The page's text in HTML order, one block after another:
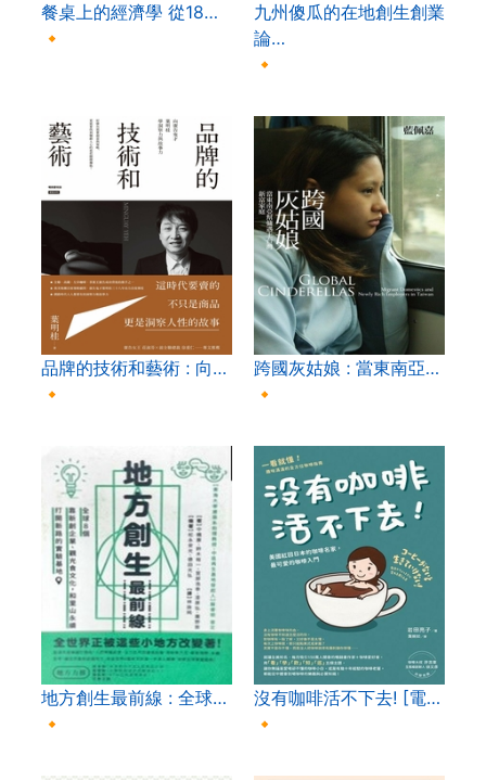
餐桌上的經濟學 從18…
🔸
九州傻瓜的在地創生創業
論…
🔸
品牌的技術和藝術 : 向…
🔸
跨國灰姑娘 : 當東南亞…
🔸
地方創生最前線 : 全球…
🔸
沒有咖啡活不下去! [電…
🔸